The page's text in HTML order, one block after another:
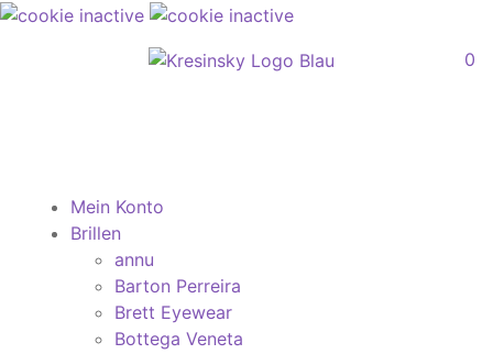
0
Mein Konto
Brillen
annu
Barton Perreira
Brett Eyewear
Bottega Veneta